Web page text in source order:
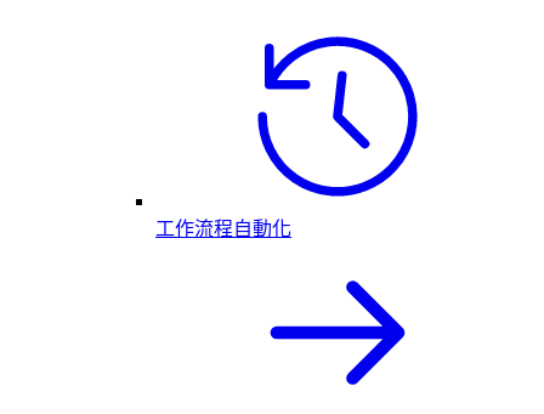
工作流程自動化